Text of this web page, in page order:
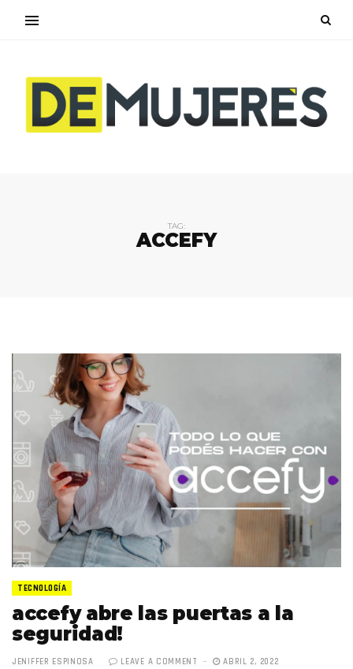
TAG:
ACCEFY
TECNOLOGÍA
accefy abre las puertas a la
seguridad!
JENIFFER ESPINOSA LEAVE A COMMENT ABRIL 2, 2022